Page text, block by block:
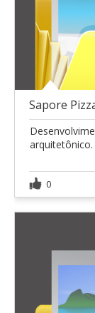
Sapore
arquitetônico.
0